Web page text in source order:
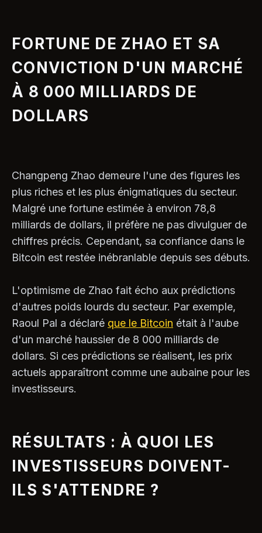
FORTUNE DE ZHAO ET SA
CONVICTION D'UN MARCHÉ
À 8 000 MILLIARDS DE
DOLLARS
Changpeng Zhao demeure l'une des figures les
plus riches et les plus énigmatiques du secteur.
Malgré une fortune estimée à environ 78,8
milliards de dollars, il préfère ne pas divulguer de
chiffres précis. Cependant, sa confiance dans le
Bitcoin est restée inébranlable depuis ses débuts.
L'optimisme de Zhao fait écho aux prédictions
d'autres poids lourds du secteur. Par exemple,
Raoul Pal a déclaré que le Bitcoin était à l'aube
d'un marché haussier de 8 000 milliards de
dollars. Si ces prédictions se réalisent, les prix
actuels apparaîtront comme une aubaine pour les
investisseurs.
RÉSULTATS : À QUOI LES
INVESTISSEURS DOIVENT-
ILS S'ATTENDRE ?